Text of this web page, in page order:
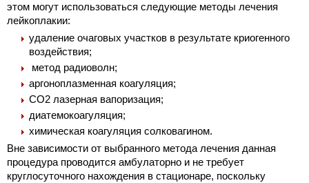
этом могут использоваться следующие методы лечения
лейкоплакии:
удаление очаговых участков в результате криогенного
воздействия;
метод радиоволн;
аргоноплазменная коагуляция;
СО2 лазерная вапоризация;
диатемокоагуляция;
химическая коагуляция солковагином.
Вне зависимости от выбранного метода лечения данная
процедура проводится амбулаторно и не требует
круглосуточного нахождения в стационаре, поскольку